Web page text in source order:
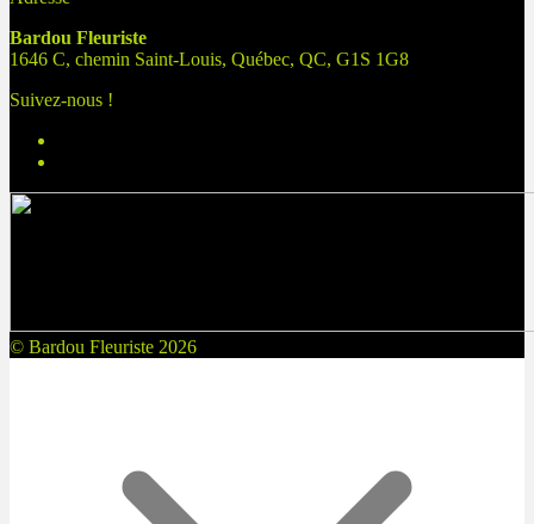
Bardou Fleuriste
1646 C, chemin Saint-Louis, Québec, QC, G1S 1G8
Suivez-nous !
© Bardou Fleuriste 2026